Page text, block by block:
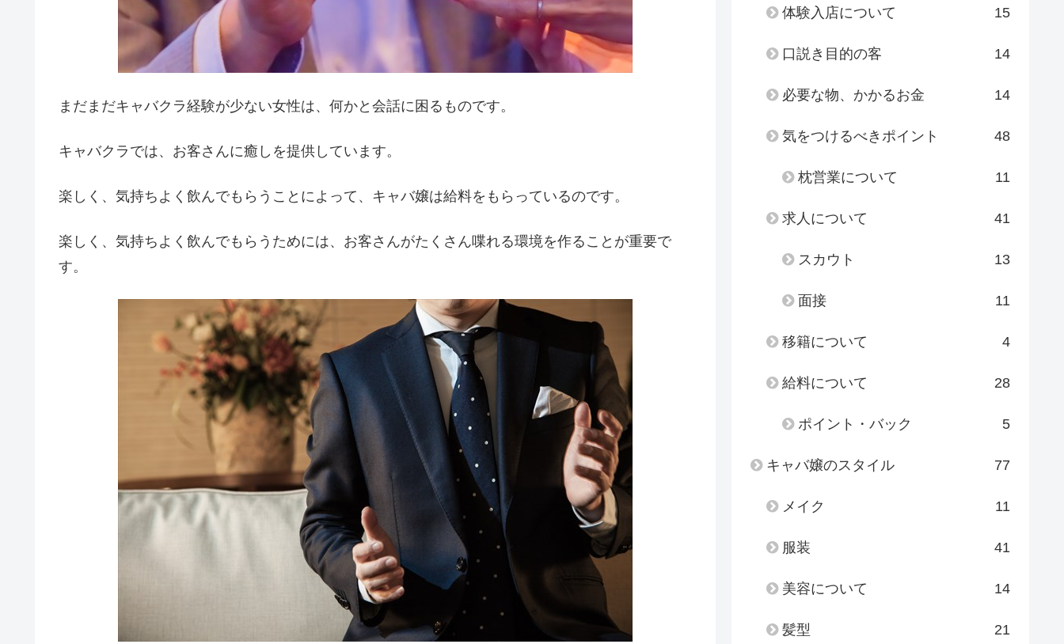
まだまだキャバクラ経験が少ない女性は、何かと会話に困るものです。
キャバクラでは、お客さんに癒しを提供しています。
楽しく、気持ちよく飲んでもらうことによって、キャバ嬢は給料をもらっているのです。
楽しく、気持ちよく飲んでもらうためには、お客さんがたくさん喋れる環境を作ることが重要で
す。
体験入店について 15
口説き目的の客 14
必要な物、かかるお金 14
気をつけるべきポイント 48
枕営業について 11
求人について 41
スカウト 13
面接 11
移籍について 4
給料について 28
ポイント・バック 5
キャバ嬢のスタイル 77
メイク 11
服装 41
美容について 14
髪型 21